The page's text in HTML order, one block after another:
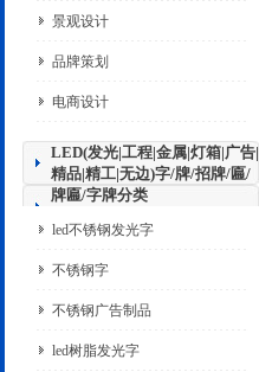
景观设计
品牌策划
电商设计
LED(发光|工程|金属|灯箱|广告|
精品|精工|无边)字/牌/招牌/匾/
牌匾/字牌分类
led不锈钢发光字
不锈钢字
不锈钢广告制品
led树脂发光字